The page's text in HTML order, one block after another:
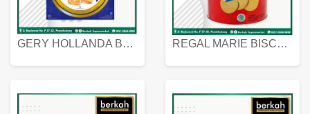
GERY HOLLANDA BUTTER COOKIES 450 GRAM REGAL MARIE BISCUIT KALENG 550 GRAM